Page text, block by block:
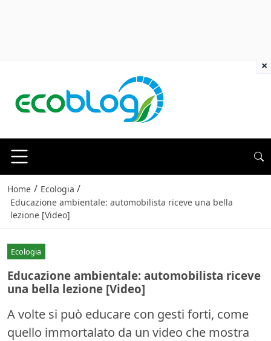
Home / Ecologia /
Educazione ambientale: automobilista riceve una bella
lezione [Video]
Ecologia
Educazione ambientale: automobilista riceve
una bella lezione [Video]
A volte si può educare con gesti forti, come
quello immortalato da un video che mostra
×